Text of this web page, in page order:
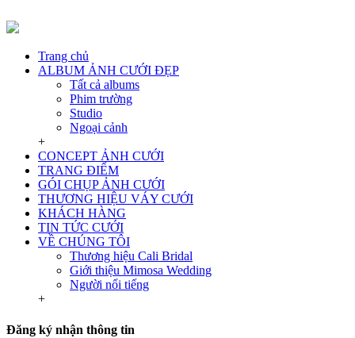
Trang chủ
ALBUM ẢNH CƯỚI ĐẸP
Tất cả albums
Phim trường
Studio
Ngoại cảnh
+
CONCEPT ẢNH CƯỚI
TRANG ĐIỂM
GÓI CHỤP ẢNH CƯỚI
THƯƠNG HIỆU VÁY CƯỚI
KHÁCH HÀNG
TIN TỨC CƯỚI
VỀ CHÚNG TÔI
Thương hiệu Cali Bridal
Giới thiệu Mimosa Wedding
Người nổi tiếng
+
Đăng ký nhận thông tin